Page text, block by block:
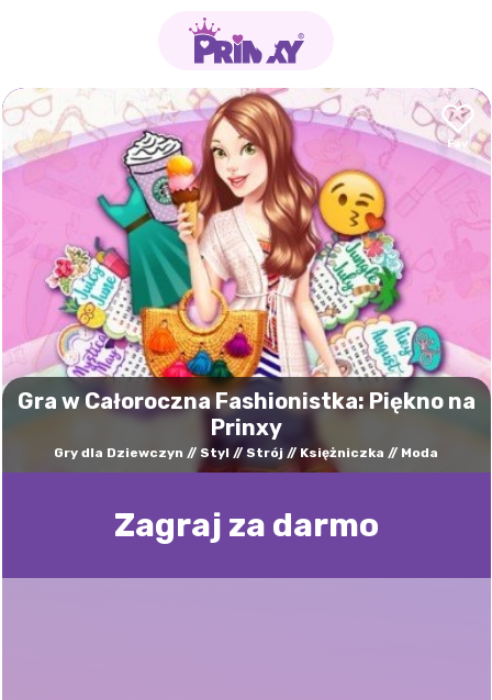
Gra w Całoroczna Fashionistka: Piękno na
Prinxy
Gry dla Dziewczyn Styl Strój Księżniczka Moda
Zagraj za darmo